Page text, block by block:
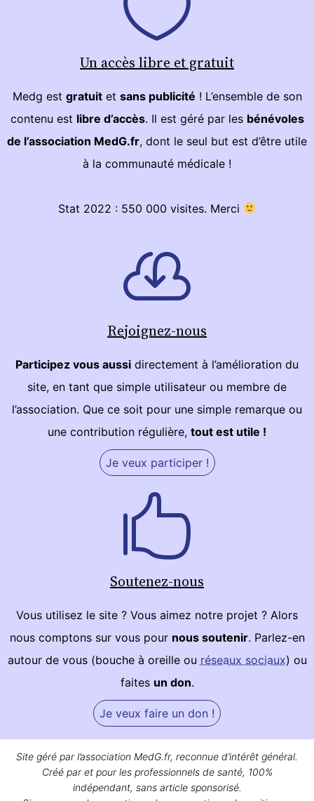
Un accès libre et gratuit
Medg est gratuitet sans publicité ! L’ensemble de son
contenu est libre d’accès. Il est géré par les bénévoles
de l’association MedG.fr, dont le seul but est d’être utile
à la communauté médicale !
Stat 2022 : 550 000 visites. Merci
Rejoignez-nous
Participez vous aussi directement à l’amélioration du
site, en tant que simple utilisateur ou membre de
l’association. Que ce soit pour une simple remarque ou
une contribution régulière, tout est utile !
Je veux participer !
Soutenez-nous
Vous utilisez le site ? Vous aimez notre projet ? Alors
nous comptons sur vous pour nous soutenir. Parlez-en
autour de vous (bouche à oreille ou réseaux sociaux) ou
faites un don.
Je veux faire un don !
Site géré par l’association MedG.fr, reconnue d’intérêt général.
Créé par et pour les professionnels de santé, 100%
indépendant, sans article sponsorisé.